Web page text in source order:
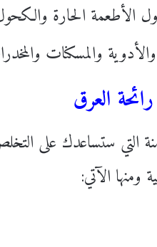
الأطعمة الحارة
والمسكنات
العرق
التي ستساعدك على
ومنها الآتي: